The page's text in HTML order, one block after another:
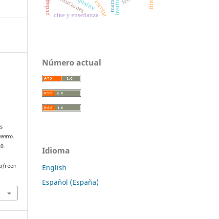
reen
marx
cine y enseñanza
Número actual
Idioma
English
Español (España)